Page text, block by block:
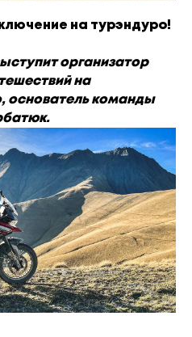
на турэндуро!
организатор
на
основатель команды